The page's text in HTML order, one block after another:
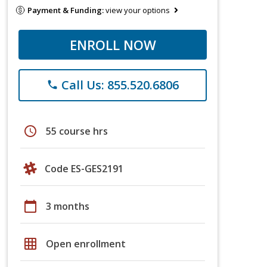
Payment & Funding:view your options
ENROLL NOW
phone Call Us: 855.520.6806
schedule 55 course hrs
Code ES-GES2191
calendar_today 3 months
grid_on Open enrollment